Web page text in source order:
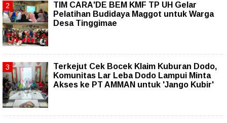
TIM CARA'DE BEM KMF TP UH Gelar
Pelatihan Budidaya Maggot untuk Warga
Desa Tinggimae
Terkejut Cek Bocek Klaim Kuburan Dodo,
Komunitas Lar Leba Dodo Lampui Minta
Akses ke PT AMMAN untuk 'Jango Kubir'